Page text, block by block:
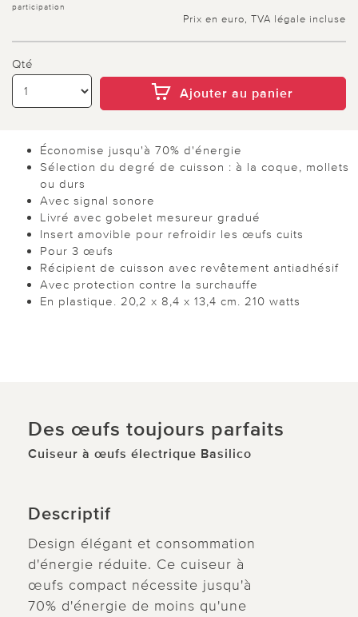
participation
Prix en euro, TVA légale incluse
Qté
Ajouter au panier
Économise jusqu'à 70% d'énergie
Sélection du degré de cuisson : à la coque, mollets
ou durs
Avec signal sonore
Livré avec gobelet mesureur gradué
Insert amovible pour refroidir les œufs cuits
Pour 3 œufs
Récipient de cuisson avec revêtement antiadhésif
Avec protection contre la surchauffe
En plastique. 20,2 x 8,4 x 13,4 cm. 210 watts
Des œufs toujours parfaits
Cuiseur à œufs électrique Basilico
Descriptif
Design élégant et consommation
d'énergie réduite. Ce cuiseur à
œufs compact nécessite jusqu'à
70% d'énergie de moins qu'une